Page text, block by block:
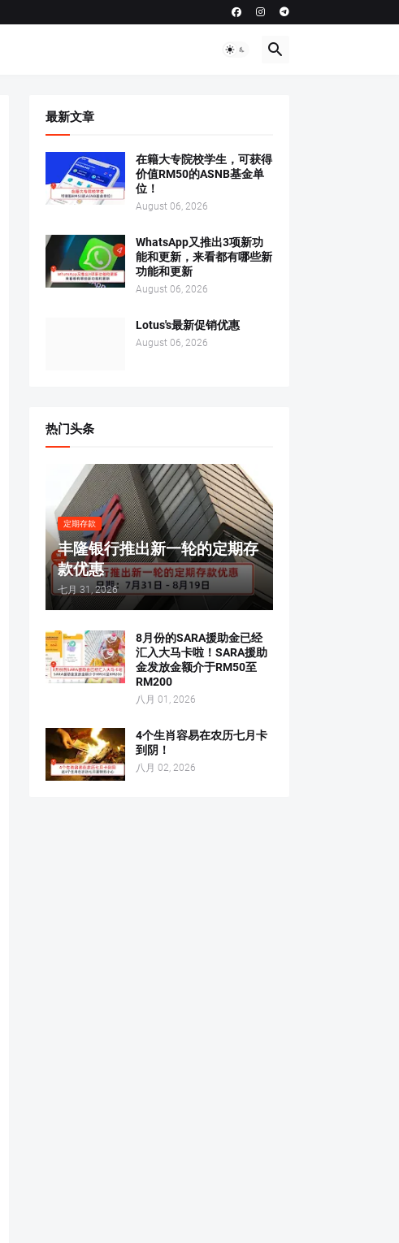
最新文章
在籍大专院校学生，可获得
价值RM50的ASNB基金单
位！
August 06, 2026
WhatsApp又推出3项新功
能和更新，来看都有哪些新
功能和更新
August 06, 2026
Lotus's最新促销优惠
August 06, 2026
热门头条
定期存款
丰隆银行推出新一轮的定期存
款优惠
七月 31, 2026
8月份的SARA援助金已经
汇入大马卡啦！SARA援助
金发放金额介于RM50至
RM200
八月 01, 2026
4个生肖容易在农历七月卡
到阴！
八月 02, 2026